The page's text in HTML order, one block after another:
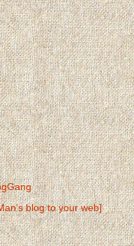
blog to your web]